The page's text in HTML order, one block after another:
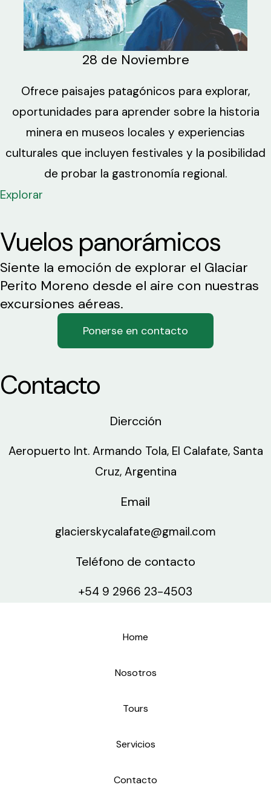
28 de Noviembre
Ofrece paisajes patagónicos para explorar,
oportunidades para aprender sobre la historia
minera en museos locales y experiencias
culturales que incluyen festivales y la posibilidad
de probar la gastronomía regional.
Explorar
Vuelos panorámicos
Siente la emoción de explorar el Glaciar
Perito Moreno desde el aire con nuestras
excursiones aéreas.
Ponerse en contacto
Contacto
Diercción
Aeropuerto Int. Armando Tola, El Calafate, Santa
Cruz, Argentina
Email
glacierskycalafate@gmail.com
Teléfono de contacto
+54 9 2966 23-4503
Home
Nosotros
Tours
Servicios
Contacto